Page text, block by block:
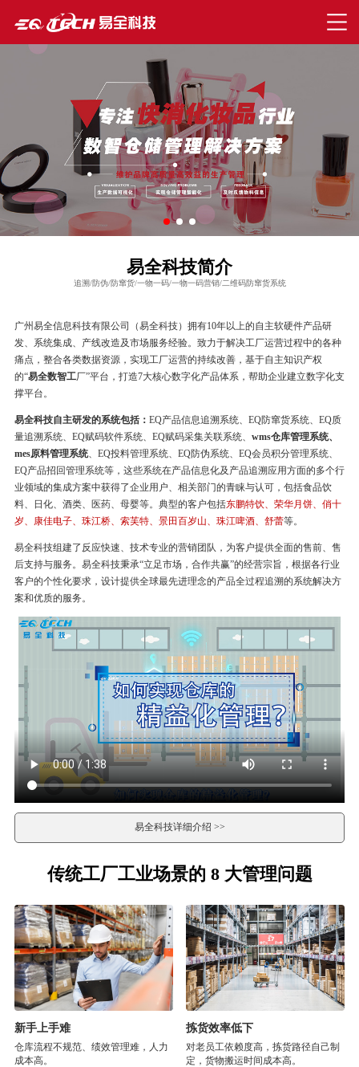
易全科技简介
追溯/防伪/防窜货/一物一码/一物一码营销/二维码防窜货系统
广州易全信息科技有限公司（易全科技）拥有10年以上的自主软硬件产品研
发、系统集成、产线改造及市场服务经验。致力于解决工厂运营过程中的各种
痛点，整合各类数据资源，实现工厂运营的持续改善，基于自主知识产权
的“易全数智工厂”平台，打造7大核心数字化产品体系，帮助企业建立数字化支
撑平台。
易全科技自主研发的系统包括： EQ产品信息追溯系统、EQ防窜货系统、EQ质
量追溯系统、EQ赋码软件系统、EQ赋码采集关联系统、 wms仓库管理系统、
mes原料管理系统、EQ投料管理系统、EQ防伪系统、EQ会员积分管理系统、
EQ产品招回管理系统等，这些系统在产品信息化及产品追溯应用方面的多个行
业领域的集成方案中获得了企业用户、相关部门的青睐与认可，包括食品饮
料、日化、酒类、医药、母婴等。典型的客户包括东鹏特饮、荣华月饼、俏十
岁、康佳电子、珠江桥、索芙特、景田百岁山、珠江啤酒、舒蕾等。
易全科技组建了反应快速、技术专业的营销团队，为客户提供全面的售前、售
后支持与服务。易全科技秉承“立足市场，合作共赢”的经营宗旨，根据各行业
客户的个性化要求，设计提供全球最先进理念的产品全过程追溯的系统解决方
案和优质的服务。
易全科技详细介绍 >>
传统工厂工业场景的 8 大管理问题
新手上手难
仓库流程不规范、绩效管理难，人力
成本高。
拣货效率低下
对老员工依赖度高，拣货路径自己制
定，货物搬运时间成本高。